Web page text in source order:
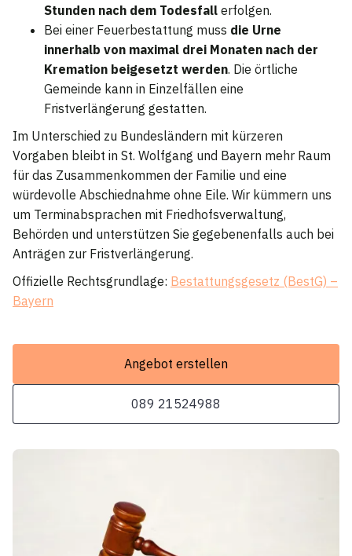
Stunden nach dem Todesfall erfolgen.
Bei einer Feuerbestattung muss die Urne
innerhalb von maximal drei Monaten nach der
Kremation beigesetzt werden. Die örtliche
Gemeinde kann in Einzelfällen eine
Fristverlängerung gestatten.
Im Unterschied zu Bundesländern mit kürzeren
Vorgaben bleibt in St. Wolfgang und Bayern mehr Raum
für das Zusammenkommen der Familie und eine
würdevolle Abschiednahme ohne Eile. Wir kümmern uns
um Terminabsprachen mit Friedhofsverwaltung,
Behörden und unterstützen Sie gegebenenfalls auch bei
Anträgen zur Fristverlängerung.
Offizielle Rechtsgrundlage: Bestattungsgesetz (BestG) –
Bayern
Angebot erstellen
089 21524988